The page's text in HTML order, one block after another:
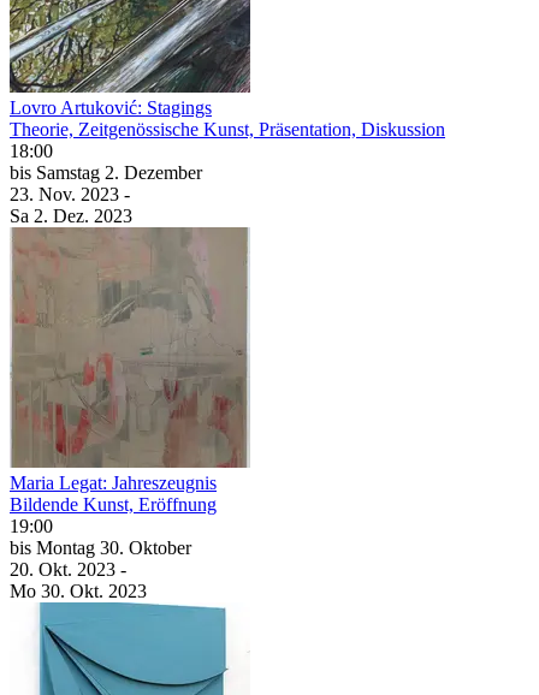
Lovro Artuković: Stagings
Theorie, Zeitgenössische Kunst, Präsentation, Diskussion
18:00
bis Samstag 2. Dezember
23. Nov. 2023 -
Sa 2. Dez. 2023
Maria Legat: Jahreszeugnis
Bildende Kunst, Eröffnung
19:00
bis Montag 30. Oktober
20. Okt. 2023 -
Mo 30. Okt. 2023